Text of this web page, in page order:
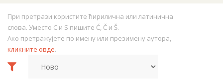
При претрази користите ћирилична или латинична
слова. Уместо C и S пишите Ć, Č и Š.
Ако претражујете по имену или презимену аутора,
кликните овде.